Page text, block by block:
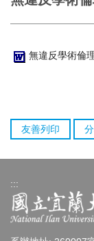
無違反學術倫
友善列印
:::